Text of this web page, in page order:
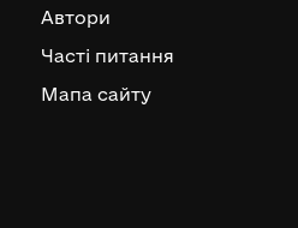
Автори
Часті питання
Мапа сайту